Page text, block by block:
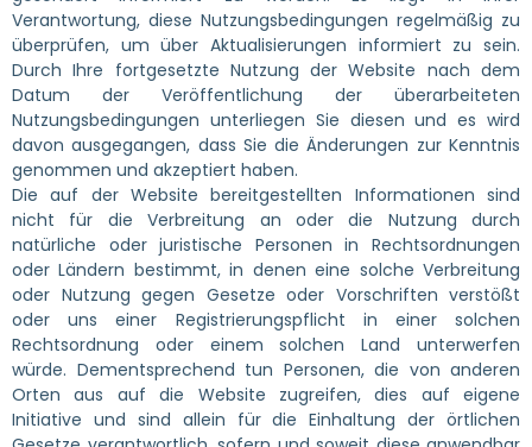
Verantwortung, diese Nutzungsbedingungen regelmäßig zu
überprüfen, um über Aktualisierungen informiert zu sein.
Durch Ihre fortgesetzte Nutzung der Website nach dem
Datum der Veröffentlichung der überarbeiteten
Nutzungsbedingungen unterliegen Sie diesen und es wird
davon ausgegangen, dass Sie die Änderungen zur Kenntnis
genommen und akzeptiert haben.
Die auf der Website bereitgestellten Informationen sind
nicht für die Verbreitung an oder die Nutzung durch
natürliche oder juristische Personen in Rechtsordnungen
oder Ländern bestimmt, in denen eine solche Verbreitung
oder Nutzung gegen Gesetze oder Vorschriften verstößt
oder uns einer Registrierungspflicht in einer solchen
Rechtsordnung oder einem solchen Land unterwerfen
würde. Dementsprechend tun Personen, die von anderen
Orten aus auf die Website zugreifen, dies auf eigene
Initiative und sind allein für die Einhaltung der örtlichen